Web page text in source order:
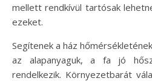
mellett rendkívül tartósak
ezeket.
Segítenek a ház
az alapanyaguk, a fa jó
rendelkezik. Környezetbarát